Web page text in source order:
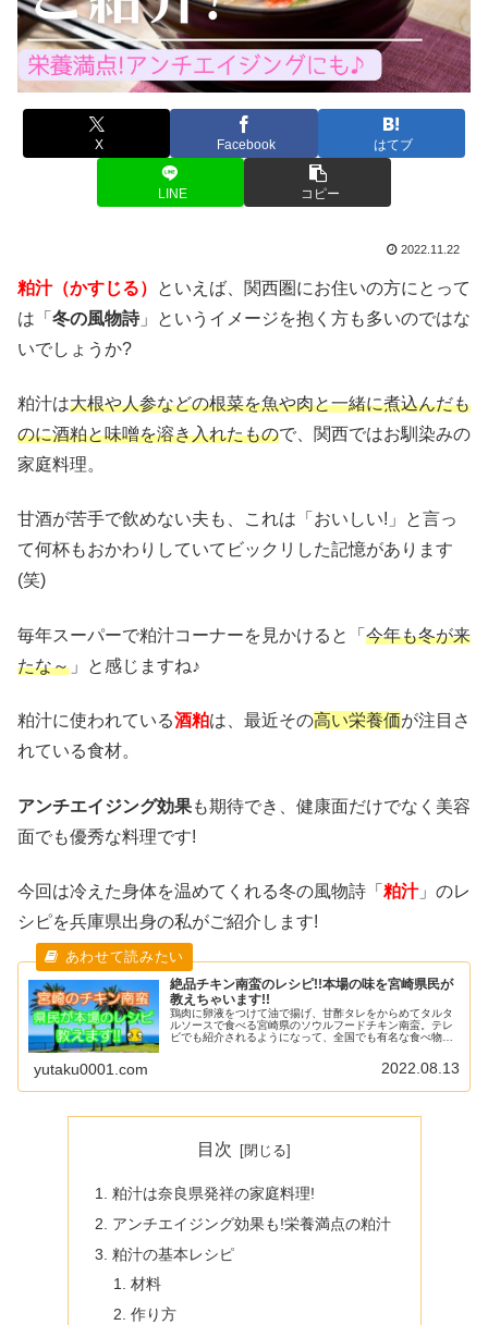
X Facebook はてブ
LINE コピー
2022.11.22
粕汁（かすじる）
といえば、関西圏にお住いの方にとって
は「 冬の風物詩」というイメージを抱く方も多いのではな
いでしょうか?
粕汁は大根や人参などの根菜を魚や肉と一緒に煮込んだも
のに酒粕と味噌を溶き入れたもので、関西ではお馴染みの
家庭料理。
甘酒が苦手で飲めない夫も、これは「おいしい!」と言っ
て何杯もおかわりしていてビックリした記憶があります
(笑)
毎年スーパーで粕汁コーナーを見かけると「 今年も冬が来
たな～ 」と感じますね♪
粕汁に使われている酒粕は、最近その高い栄養価が注目さ
れている食材。
アンチエイジング効果も期待でき、健康面だけでなく美容
面でも優秀な料理です!
今回は冷えた身体を温めてくれる冬の風物詩「 粕汁」のレ
シピを兵庫県出身の私がご紹介します!
絶品チキン南蛮のレシピ!!本場の味を宮崎県民が
教えちゃいます!!
鶏肉に卵液をつけて油で揚げ、甘酢タレをからめてタルタ
ルソースで食べる宮崎県のソウルフードチキン南蛮。テレ
ビでも紹介されるようになって、全国でも有名な食べ物と
yutaku0001.com 2022.08.13
目次
粕汁は奈良県発祥の家庭料理!
アンチエイジング効果も!栄養満点の粕汁
粕汁の基本レシピ
材料
作り方